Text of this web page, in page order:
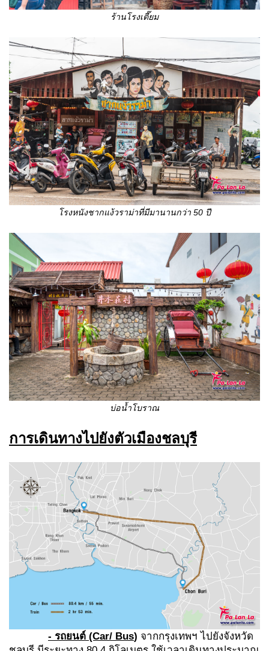
ร้านโรงเตี๊ยม
โรงหนังชากแง้วราม่าที่มีมานานกว่า 50 ปี
บ่อน้ำโบราณ
การเดินทางไปยังตัวเมืองชลบุรี
- รถยนต์ (Car/ Bus) จากกรุงเทพฯ ไปยังจังหวัด